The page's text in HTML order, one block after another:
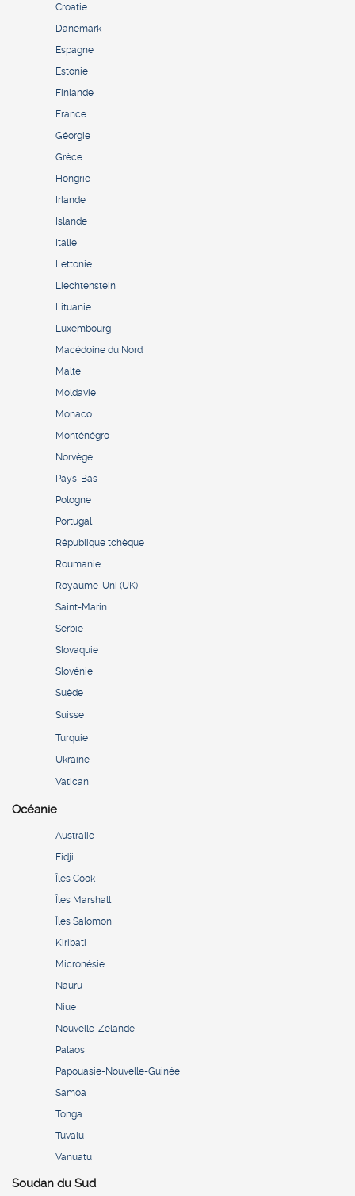
Croatie
Danemark
Espagne
Estonie
Finlande
France
Géorgie
Grèce
Hongrie
Irlande
Islande
Italie
Lettonie
Liechtenstein
Lituanie
Luxembourg
Macédoine du Nord
Malte
Moldavie
Monaco
Monténégro
Norvège
Pays-Bas
Pologne
Portugal
République tchèque
Roumanie
Royaume-Uni (UK)
Saint-Marin
Serbie
Slovaquie
Slovénie
Suède
Suisse
Turquie
Ukraine
Vatican
Océanie
Australie
Fidji
Îles Cook
Îles Marshall
Îles Salomon
Kiribati
Micronésie
Nauru
Niue
Nouvelle-Zélande
Palaos
Papouasie-Nouvelle-Guinée
Samoa
Tonga
Tuvalu
Vanuatu
Soudan du Sud